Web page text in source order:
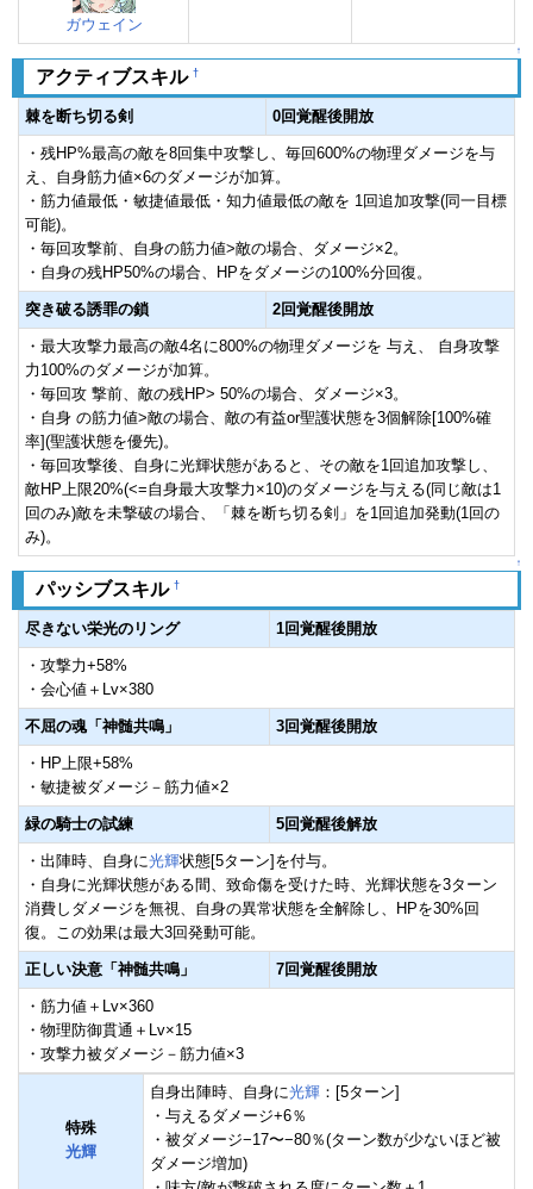
ガウェイン
↑
アクティブスキル †
棘を断ち切る剣 0回覚醒後開放
・残HP%最高の敵を8回集中攻撃し、毎回600%の物理ダメージを与
え、自身筋力値×6のダメージが加算。
・筋力値最低・敏捷値最低・知力値最低の敵を 1回追加攻撃(同一目標
可能)。
・毎回攻撃前、自身の筋力値>敵の場合、ダメージ×2。
・自身の残HP50%の場合、HPをダメージの100%分回復。
突き破る誘罪の鎖 2回覚醒後開放
・最大攻撃力最高の敵4名に800%の物理ダメージを 与え、 自身攻撃
力100%のダメージが加算。
・毎回攻 撃前、敵の残HP> 50%の場合、ダメージ×3。
・自身 の筋力値>敵の場合、敵の有益or聖護状態を3個解除[100%確
率](聖護状態を優先)。
・毎回攻撃後、自身に光輝状態があると、その敵を1回追加攻撃し、
敵HP上限20%(<=自身最大攻撃力×10)のダメージを与える(同じ敵は1
回のみ)敵を未撃破の場合、「棘を断ち切る剣」を1回追加発動(1回の
み)。
↑
パッシブスキル †
尽きない栄光のリング 1回覚醒後開放
・攻撃力+58%
・会心値＋Lv×380
不屈の魂「神髄共鳴」 3回覚醒後開放
・HP上限+58%
・敏捷被ダメージ－筋力値×2
緑の騎士の試練 5回覚醒後解放
・出陣時、自身に光輝状態[5ターン]を付与。
・自身に光輝状態がある間、致命傷を受けた時、光輝状態を3ターン
消費しダメージを無視、自身の異常状態を全解除し、HPを30%回
復。この効果は最大3回発動可能。
正しい決意「神髄共鳴」 7回覚醒後開放
・筋力値＋Lv×360
・物理防御貫通＋Lv×15
・攻撃力被ダメージ－筋力値×3
特殊
光輝
自身出陣時、自身に光輝 ：[5ターン]
・与えるダメージ+6％
・被ダメージ−17〜−80％(ターン数が少ないほど被
ダメージ増加)